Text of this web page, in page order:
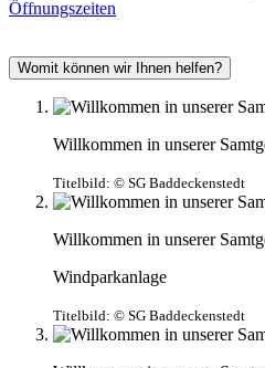
Öffnungszeiten
Womit können wir Ihnen helfen?
Willkommen in unserer
Titelbild: © SG Baddeckenstedt
Willkommen in unserer
Windparkanlage
Titelbild: © SG Baddeckenstedt